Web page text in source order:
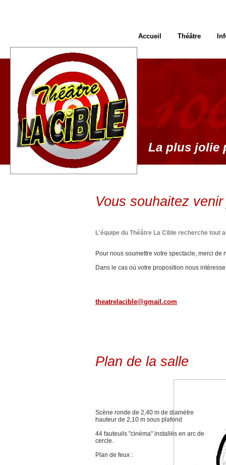
Vous souhaitez
L'équipe du Théâtre La Cible recherche tout
Pour nous soumettre votre spectacle, merci
Dans le cas où votre proposition nous
Plan de la salle
La plus jolie
Accueil Théâtre
theatrelacible@gmail.com
Scène ronde de 2,40 m de diamètre
hauteur de 2,10 m sous plafond
44 fauteuils "cinéma" installés en arc de
cercle.
Plan de feux :